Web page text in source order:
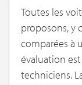
Toutes les
proposons, y
comparées à
évaluation
techniciens.